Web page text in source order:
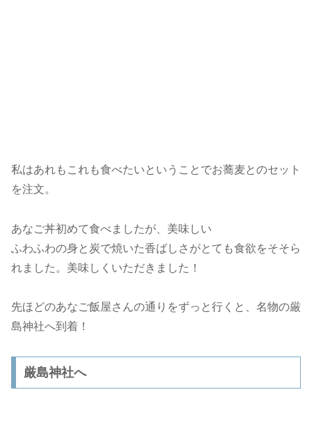
私はあれもこれも食べたいということでお蕎麦とのセット
を注文。
あなご丼初めて食べましたが、美味しい
ふわふわの身と炭で焼いた香ばしさがとても食欲をそそら
れました。美味しくいただきました！
先ほどのあなご飯屋さんの通りをずっと行くと、名物の厳
島神社へ到着！
厳島神社へ